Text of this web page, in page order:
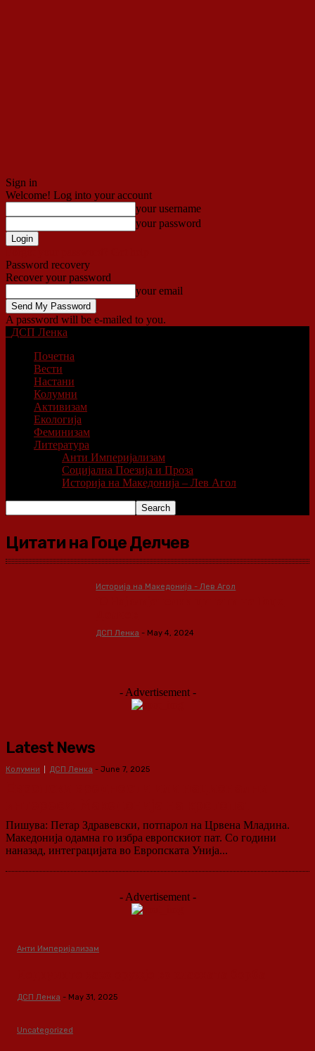
Sign in
Welcome! Log into your account
your username
your password
Password recovery
Recover your password
your email
A password will be e-mailed to you.
ДСП Ленка
Почетна
Вести
Настани
Колумни
Активизам
Екологија
Феминизам
Литература
Анти Империјализам
Социјална Поезија и Проза
Историја на Македонија – Лев Агол
Цитати на Гоце Делчев
Историја на Македонија - Лев Агол
ДСП Ленка - May 4, 2024
- Advertisement -
Latest News
Колумни ДСП Ленка - June 7, 2025
Пишува: Петар Здравевски, потпарол на Црвена Младина.
Македонија одамна го избра европскиот пат. Со години
наназад, интеграцијата во Европската Унија...
- Advertisement -
Анти Империјализам
ДСП Ленка - May 31, 2025
Uncategorized